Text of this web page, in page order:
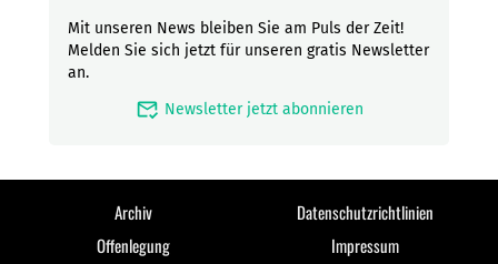
Mit unseren News bleiben Sie am Puls der Zeit!
Melden Sie sich jetzt für unseren gratis Newsletter
an.
mark_email_read Newsletter jetzt abonnieren
Archiv
Datenschutzrichtlinien
Offenlegung
Impressum